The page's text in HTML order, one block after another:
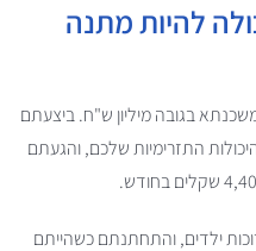
להיות מתנה
בגובה מיליון ש"ח. ביצעתם
התזרימיות שלכם, והגעתם
ילדים, והתחתנתם כשהייתם